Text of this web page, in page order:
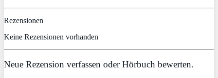
Rezensionen
Keine Rezensionen vorhanden
Neue Rezension verfassen oder Hörbuch bewerten.